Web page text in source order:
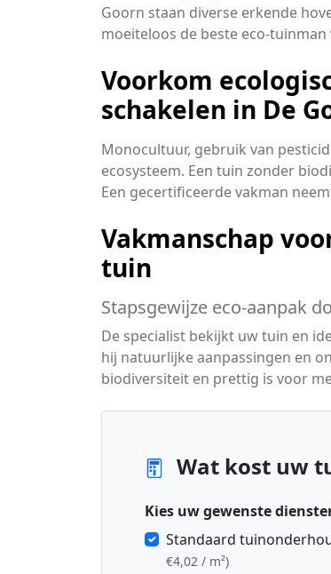
Goorn staan diverse erkende
moeiteloos de beste eco-
Voorkom
schakelen in De
Monocultuur, gebruik van
ecosysteem. Een tuin zonder
Een gecertificeerde vakman
Vakmanschap
tuin
Stapsgewijze eco-aanpak
De specialist bekijkt uw tuin en
hij natuurlijke aanpassingen en
biodiversiteit en prettig is voor
Wat kost uw
Kies uw gewenste
Standaard
€4,02 / m²)